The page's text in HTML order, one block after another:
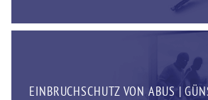
EINBRUCHSCHUTZ VON ABUS |